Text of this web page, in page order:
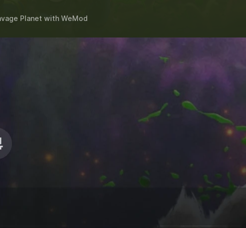
Planet with WeMod